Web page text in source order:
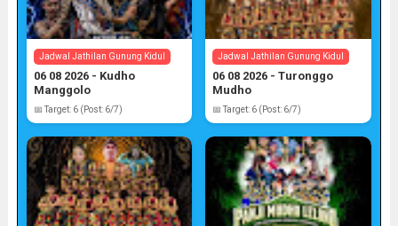
Jadwal Jathilan Gunung Kidul
06 08 2026 - Kudho
Manggolo
📅 Target: 6 (Post: 6/7)
Jadwal Jathilan Gunung Kidul
06 08 2026 - Turonggo
Mudho
📅 Target: 6 (Post: 6/7)